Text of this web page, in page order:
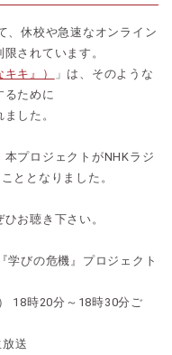
、休校や急速なオンライン
されています。
キ』）
」は、そのような
るために
した。
プロジェクトがNHKラジ
ととなりました。
お聴き下さい。
びの危機』プロジェクト
18時20分～18時30分ご
送